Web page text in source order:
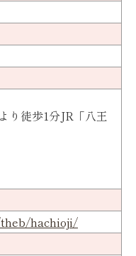
り徒歩1分JR「八王
hachioji/